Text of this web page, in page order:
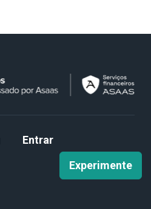
Entrar
Experimente